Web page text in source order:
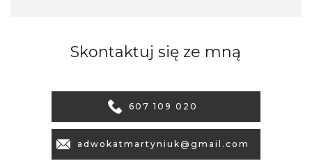
Skontaktuj się ze mną
607 109 020
adwokatmartyniuk@gmail.com